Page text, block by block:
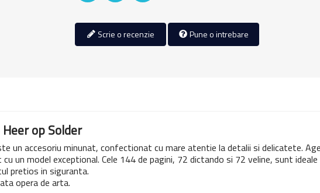
Scrie o recenzie Pune o intrebare
op Solder
un accesoriu minunat, confectionat cu mare atentie la detalii si delicatete.
un model exceptional. Cele 144 de pagini, 72 dictando si 72 veline, sunt
pretios in siguranta.
opera de arta.